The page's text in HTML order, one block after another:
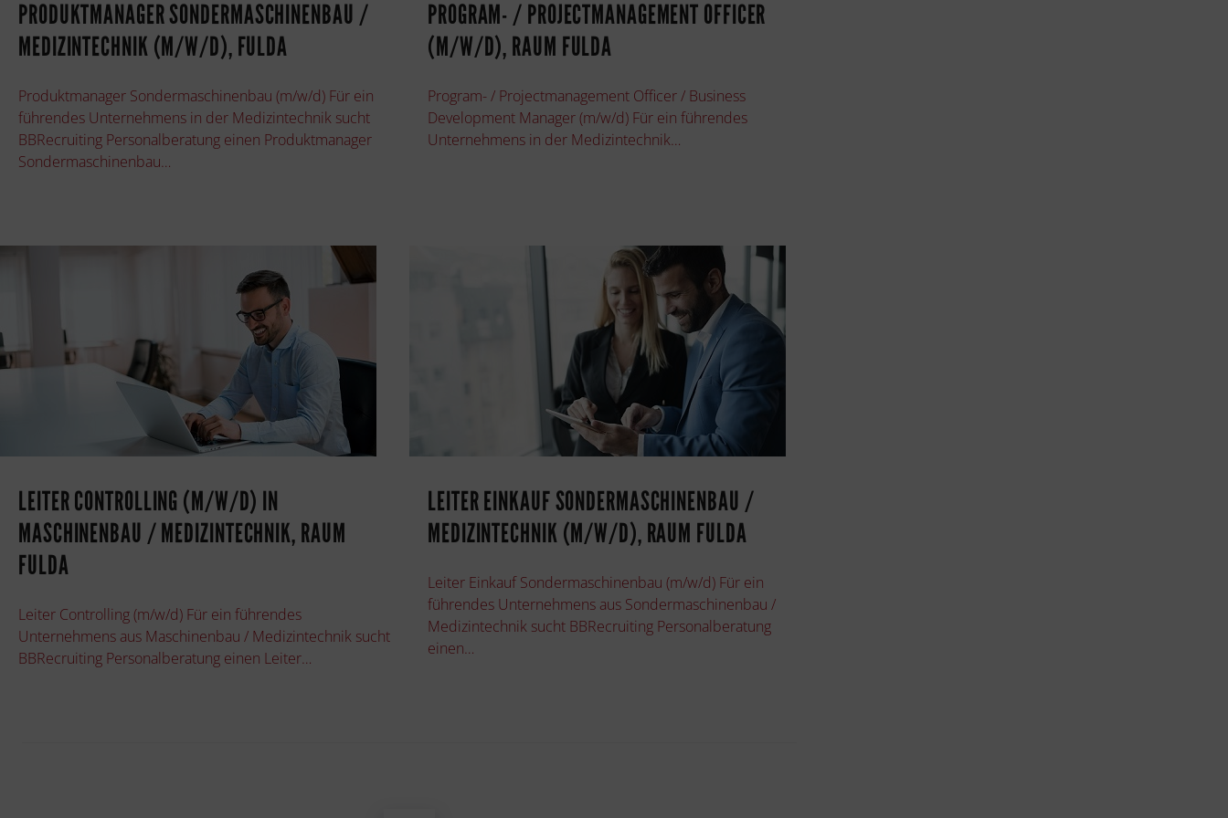
PRODUKTMANAGER SONDERMASCHINENBAU /
MEDIZINTECHNIK (M/W/D), FULDA
Produktmanager Sondermaschinenbau (m/w/d) Für ein
führendes Unternehmens in der Medizintechnik sucht
BBRecruiting Personalberatung einen Produktmanager
Sondermaschinenbau…
PROGRAM- / PROJECTMANAGEMENT OFFICER
(M/W/D), RAUM FULDA
Program- / Projectmanagement Officer / Business
Development Manager (m/w/d) Für ein führendes
Unternehmens in der Medizintechnik…
LEITER CONTROLLING (M/W/D) IN
MASCHINENBAU / MEDIZINTECHNIK, RAUM
FULDA
Leiter Controlling (m/w/d) Für ein führendes
Unternehmens aus Maschinenbau / Medizintechnik sucht
BBRecruiting Personalberatung einen Leiter…
LEITER EINKAUF SONDERMASCHINENBAU /
MEDIZINTECHNIK (M/W/D), RAUM FULDA
Leiter Einkauf Sondermaschinenbau (m/w/d) Für ein
führendes Unternehmens aus Sondermaschinenbau /
Medizintechnik sucht BBRecruiting Personalberatung
einen…